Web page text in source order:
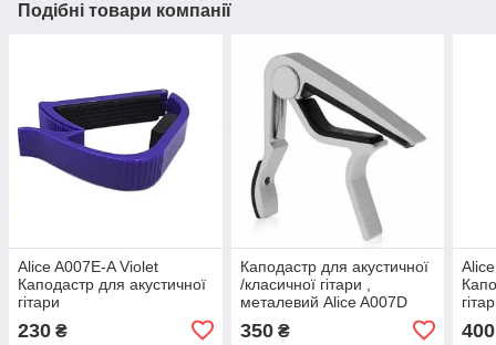
Подібні товари компанії
Alice A007E-A Violet
Каподастр для акустичної
гітари
230 ₴
Каподастр для акустичної
/класичної гітари ,
металевий Alice A007D
350₴ 400